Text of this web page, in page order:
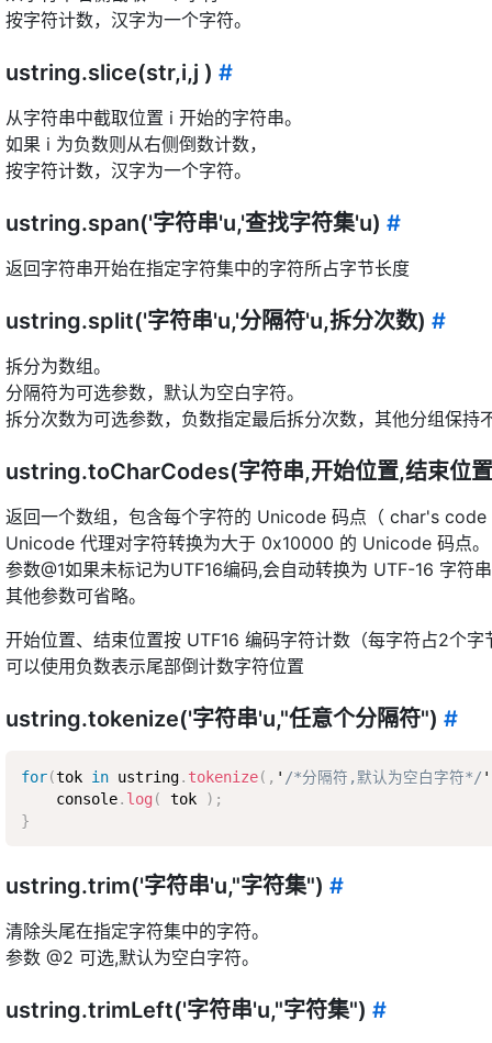
按字符计数，汉字为一个字符。
ustring.slice(str,i,j ) #
从字符串中截取位置 i 开始的字符串。
如果 i 为负数则从右侧倒数计数，
按字符计数，汉字为一个字符。
ustring.span('字符串'u,'查找字符集'u) #
返回字符串开始在指定字符集中的字符所占字节长度
ustring.split('字符串'u,'分隔符'u,拆分次数) #
拆分为数组。
分隔符为可选参数，默认为空白字符。
拆分次数为可选参数，负数指定最后拆分次数，其他分组保持
ustring.toCharCodes(字符串,开始位置,结束位
返回一个数组，包含每个字符的 Unicode 码点（ char's
Unicode 代理对字符转换为大于 0x10000 的 Unicode 码点。
参数@1如果未标记为UTF16编码,会自动转换为 UTF-16 字符
其他参数可省略。
开始位置、结束位置按 UTF16 编码字符计数（每字符占2个字
可以使用负数表示尾部倒计数字符位置
ustring.tokenize('字符串'u,"任意个分隔符") #
for(tok in ustring. tokenize( , ' /*分隔符,默认为空白字符*/
    console
. log ( tok ) ;
}
ustring.trim('字符串'u,"字符集") #
清除头尾在指定字符集中的字符。
参数 @2 可选,默认为空白字符。
ustring.trimLeft('字符串'u,"字符集") #